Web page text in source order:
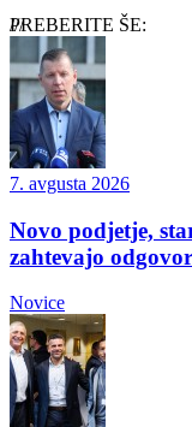
PREBERITE ŠE:
7. avgusta 2026
Novo podjetje,
zahtevajo
Novice